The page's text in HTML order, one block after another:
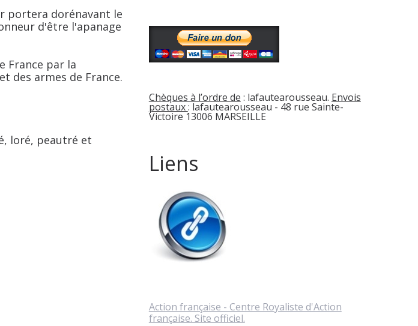
portera dorénavant le
d'être l'apanage
France par la
des armes de France.
loré, peautré et
Chèques à l’ordre de : lafautearousseau. Envois
postaux: lafautearousseau - 48 rue Sainte-
Victoire 13006 MARSEILLE
Liens
Action française - Centre Royaliste d'Action
française. Site officiel.